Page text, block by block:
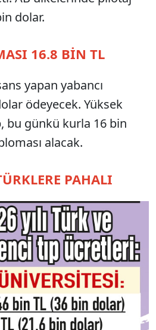
dolar.
16.8 BİN TL
yapan yabancı
ödeyecek. Yüksek
bu günkü kurla 16 bin
alacak.
PAHALI